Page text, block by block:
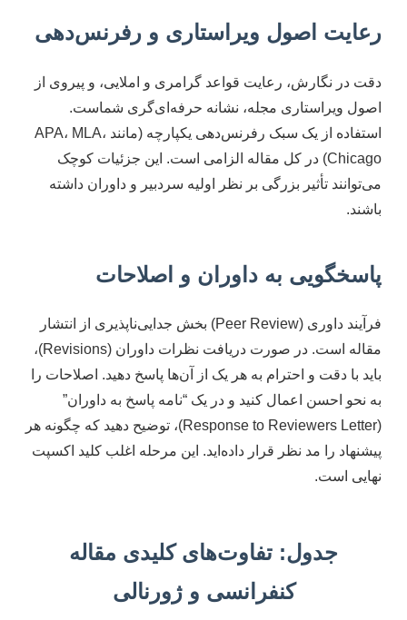
رعایت اصول ویراستاری و رفرنس‌دهی
دقت در نگارش، رعایت قواعد گرامری و املایی، و پیروی از
اصول ویراستاری مجله، نشانه حرفه‌ای‌گری شماست.
استفاده از یک سبک رفرنس‌دهی یکپارچه (مانند APA، MLA،
Chicago) در کل مقاله الزامی است. این جزئیات کوچک
می‌توانند تأثیر بزرگی بر نظر اولیه سردبیر و داوران داشته
باشند.
پاسخگویی به داوران و اصلاحات
فرآیند داوری (Peer Review) بخش جدایی‌ناپذیری از انتشار
مقاله است. در صورت دریافت نظرات داوران (Revisions)،
باید با دقت و احترام به هر یک از آن‌ها پاسخ دهید. اصلاحات را
به نحو احسن اعمال کنید و در یک “نامه پاسخ به داوران”
(Response to Reviewers Letter)، توضیح دهید که چگونه هر
پیشنهاد را مد نظر قرار داده‌اید. این مرحله اغلب کلید اکسپت
نهایی است.
جدول: تفاوت‌های کلیدی مقاله
کنفرانسی و ژورنالی